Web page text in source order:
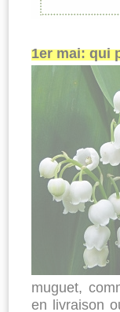
1er mai: qui
muguet,
en livraison